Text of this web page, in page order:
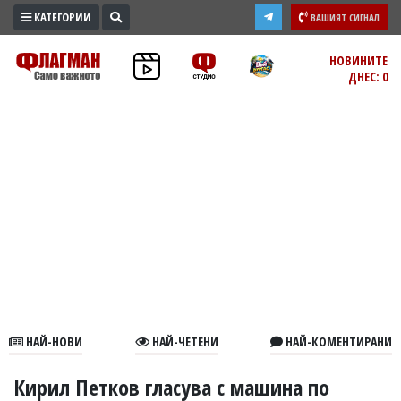
ПРОМО
ЗОНА
В
КАТЕГОРИИ ВАШИЯТ СИГНАЛ
НОВИНИТЕ
ДНЕС: 0
НАЙ-НОВИ НАЙ-ЧЕТЕНИ НАЙ-КОМЕНТИРАНИ
Кирил Петков гласува с машина по